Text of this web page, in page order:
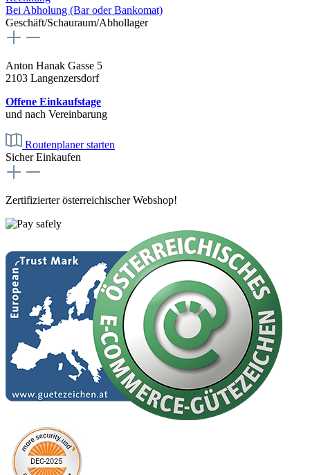
Bei Abholung (Bar oder Bankomat)
Geschäft/Schauraum/Abhollager
Anton Hanak Gasse 5
2103 Langenzersdorf
Offene Einkaufstage
und nach Vereinbarung
Routenplaner starten
Sicher Einkaufen
Zertifizierter österreichischer Webshop!